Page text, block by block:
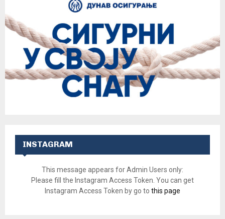
INSTAGRAM
This message appears for Admin Users only:
Please fill the Instagram Access Token. You can get
Instagram Access Token by go to this page